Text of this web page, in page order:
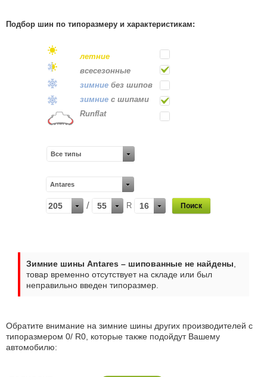
Подбор шин по типоразмеру и характеристикам:
летние
всесезонные
зимние без шипов
зимние с шипами
Runflat
Все типы
Antares
205 / 55 R 16
Зимние шины Antares – шипованные не найдены
товар временно отсутствует на складе или был
неправильно введен типоразмер.
Обратите внимание на зимние шины других производителей с
типоразмером 0/ R0, которые также подойдут Вашему
автомобилю: